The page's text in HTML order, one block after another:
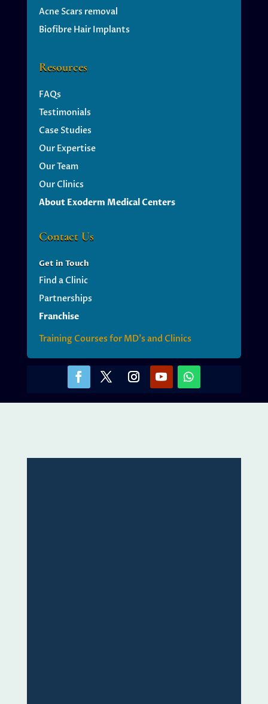
Acne Scars removal
Biofibre Hair Implants
Resources
FAQs
Testimonials
Case Studies
Our Expertise
Our Team
Our Clinics
About Exoderm Medical Centers
Contact Us
Get in Touch
Find a Clinic
Partnerships
Franchise
Training Courses for MD’s and Clinics